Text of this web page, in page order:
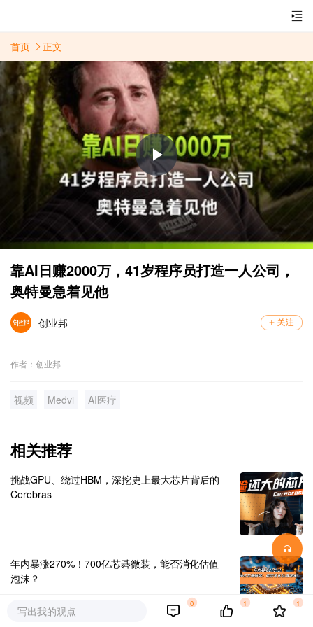
首页 正文
Play
Video
靠AI日赚2000万，41岁程序员打造一人公司，
奥特曼急着见他
创业邦
作者：创业邦
视频 Medvi AI医疗
相关推荐
挑战GPU、绕过HBM，深挖史上最大芯片背后的
Cerebras
年内暴涨270%！700亿芯碁微装，能否消化估值
泡沫？
写出我的观点
0 1 1